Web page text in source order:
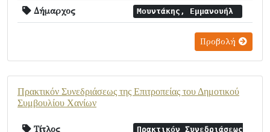
Δήμαρχος Μουντάκης, Εμμανουήλ
Προβολή
Πρακτικόν Συνεδριάσεως της Επιτροπείας του Δημοτικού
Συμβουλίου Χανίων
Τίτλος Πρακτικόν Συνεδριάσεως